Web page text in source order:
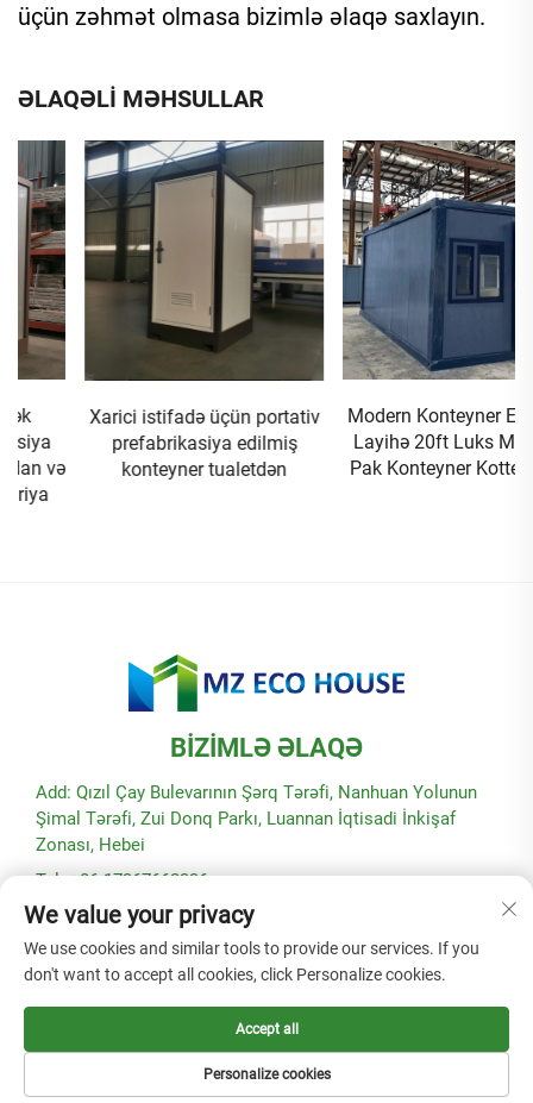
üçün zəhmət olmasa bizimlə əlaqə saxlayın.
ƏLAQƏLİ MƏHSULLAR
Xarici istifadə üçün portativ
prefabrikasiya edilmiş
konteyner tualetdən
Modern Konteyner Evi Fərdi
Layihə 20ft Luks Mini Flat
Pak Konteyner Kottej Evləri
BIZIMLƏ ƏLAQƏ
Add: Qızıl Çay Bulevarının Şərq Tərəfi, Nanhuan Yolunun
Şimal Tərəfi, Zui Donq Parkı, Luannan İqtisadi İnkişaf
Zonası, Hebei
Tel: +86-17367662336
E-poçt: [email protected]
Technology Co., Ltd. -Gizlilik siyasəti
We value your privacy
We use cookies and similar tools to provide our services. If you
don't want to accept all cookies, click Personalize cookies.
Personalize cookies
Accept all